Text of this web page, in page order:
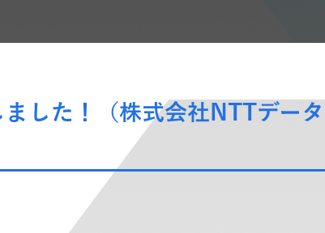
した！（株式会社NTTデー